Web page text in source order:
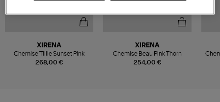
268,00 €
XIRENA
Chemise Tillie Sunset Pink
254,00 €
XIRENA
Chemise Beau Pink Thorn